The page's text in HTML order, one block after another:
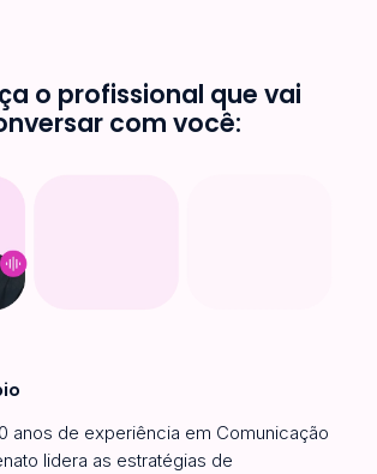
o profissional que vai
com você:
anos de experiência em Comunicação
lidera as estratégias de